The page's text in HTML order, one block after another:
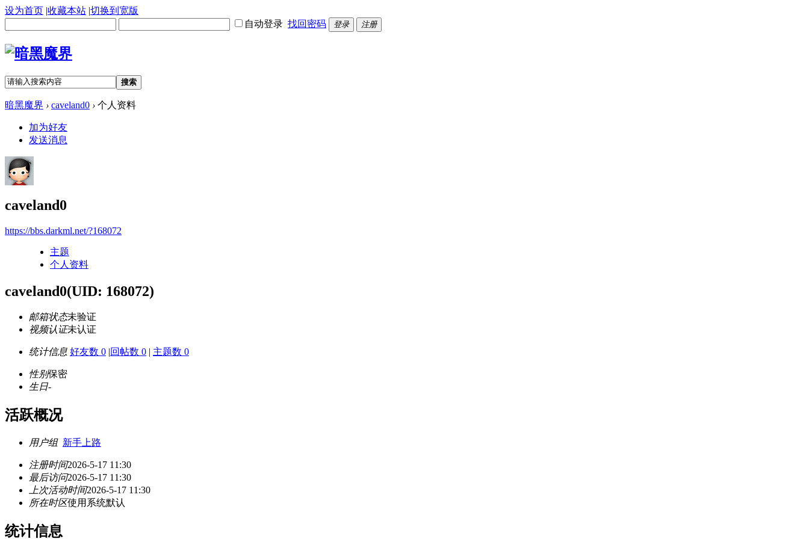
设为首页 |收藏本站 |切换到宽版
自动登录 找回密码 登录 注册
搜索
暗黑魔界 › caveland0 › 个人资料
加为好友
发送消息
caveland0
https://bbs.darkml.net/?168072
主题
个人资料
caveland0(UID: 168072)
邮箱状态未验证
视频认证未认证
统计信息 好友数 0 |回帖数 0 | 主题数 0
性别保密
生日-
活跃概况
用户组 新手上路
注册时间2026-5-17 11:30
最后访问2026-5-17 11:30
上次活动时间2026-5-17 11:30
所在时区使用系统默认
统计信息